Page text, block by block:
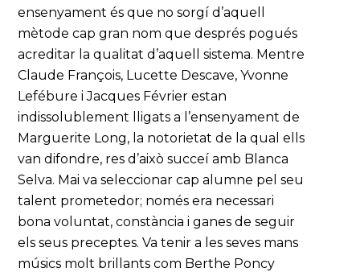
ensenyament és que no sorgí d’aquell
mètode cap gran nom que després pogués
acreditar la qualitat d’aquell sistema. Mentre
Claude François, Lucette Descave, Yvonne
Lefébure i Jacques Février estan
indissolublement lligats a l’ensenyament de
Marguerite Long, la notorietat de la qual ells
van difondre, res d’això succeí amb Blanca
Selva. Mai va seleccionar cap alumne pel seu
talent prometedor; només era necessari
bona voluntat, constància i ganes de seguir
els seus preceptes. Va tenir a les seves mans
músics molt brillants com Berthe Poncy